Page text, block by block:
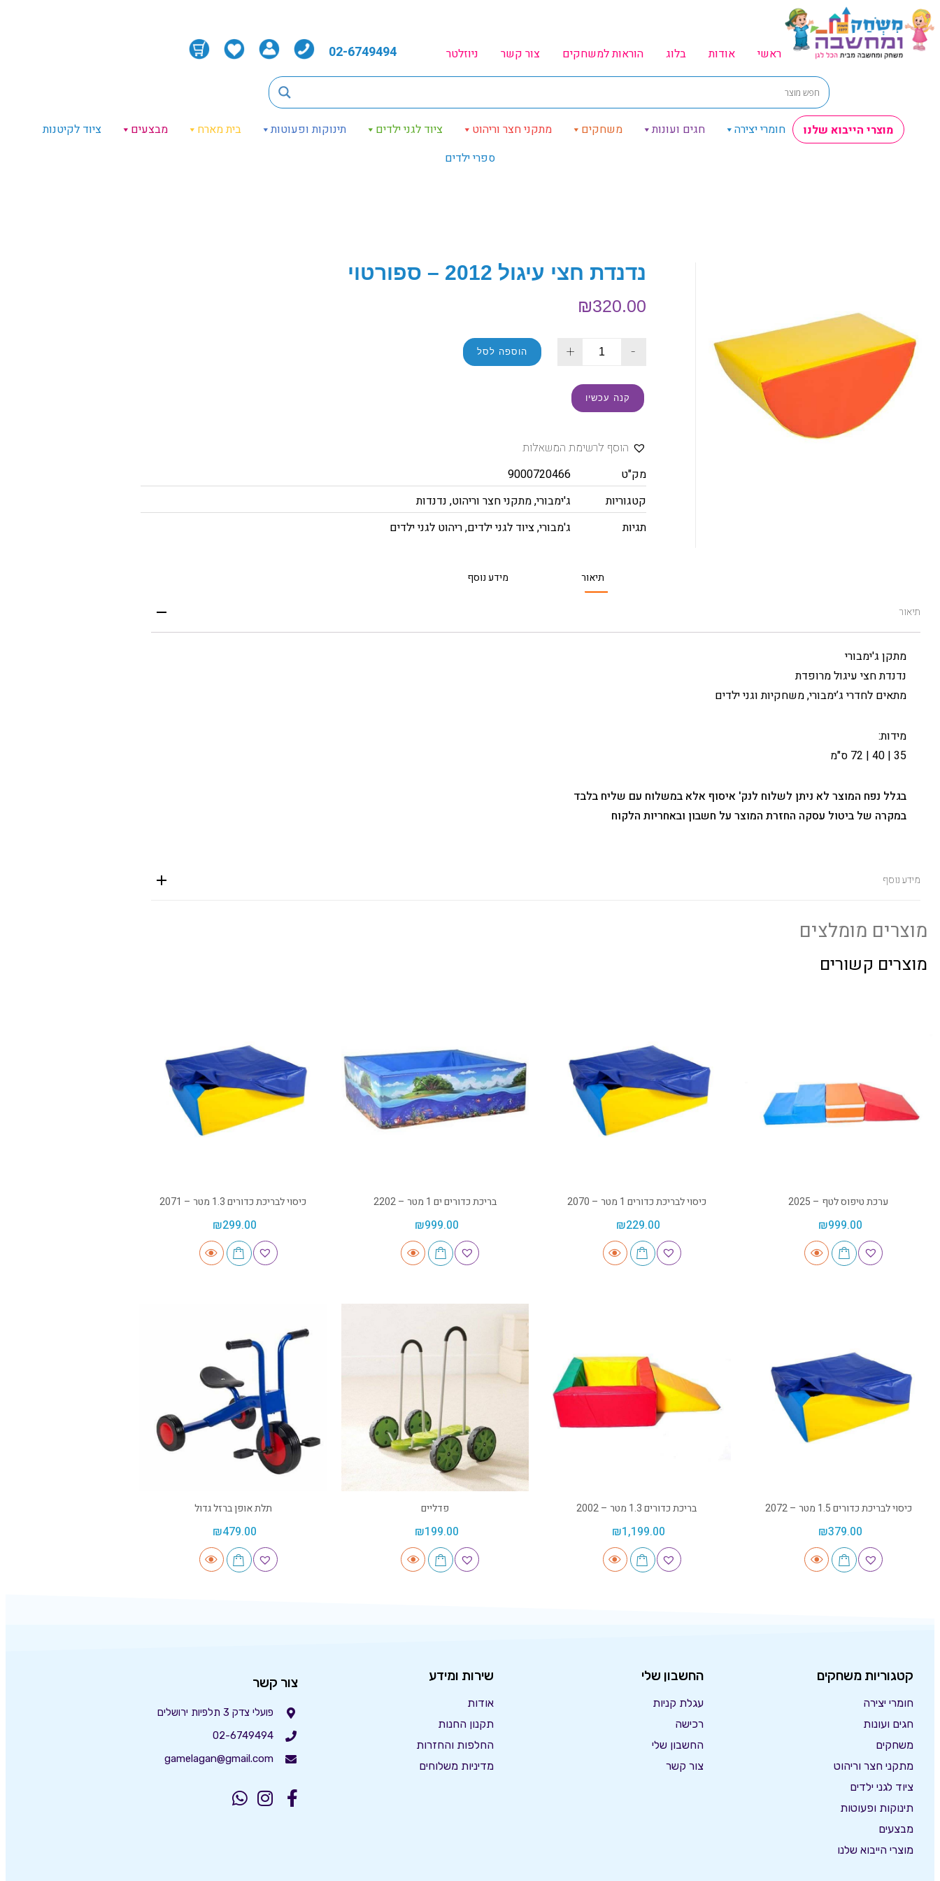
ראשי אודות בלוג הוראות למשחקים צור קשר ניוזלטר 02-6749494
מוצרי הייבוא שלנו חומרי יצירה חגים ועונות משחקים מתקני חצר וריהוט ציוד לגני ילדים תינוקות ופעוטות בית מארח מבצעים
ציוד לקיטנות
ספרי ילדים
נדנדת חצי עיגול 2012 – ספורטוי
₪320.00
-
+ הוספה לסל
קנה עכשיו
הוסף לרשימת המשאלות
מק"ט
9000720466
קטגוריות
ג'ימבורי,מתקני חצר וריהוט, נדנדות
תגיות
ג'מבורי,ציוד לגני ילדים,ריהוט לגני ילדים
תיאור מידע נוסף
תיאור
מתקן ג'ימבורי
נדנדת חצי עיגול מרופדת
מתאים לחדרי ג’ימבורי, משחקיות וגני ילדים
מידות:
35 | 40 | 72 ס"מ
בגלל נפח המוצר לא ניתן לשלוח לנק' איסוף אלא במשלוח עם שליח בלבד
במקרה של ביטול עסקה החזרת המוצר על חשבון ובאחריות הלקוח
מידע נוסף
מוצרים מומלצים
מוצרים קשורים
ערכת טיפוס לטף – 2025
₪999.00
כיסוי לבריכת כדורים 1 מטר – 2070
₪229.00
בריכת כדורים ים 1 מטר – 2202
₪999.00
כיסוי לבריכת כדורים 1.3 מטר – 2071
₪299.00
כיסוי לבריכת כדורים 1.5 מטר – 2072
₪379.00
בריכת כדורים 1.3 מטר – 2002
₪1,199.00
פדליים
₪199.00
תלת אופן ברזל גדול
₪479.00
קטגוריות משחקים
חומרי יצירה
חגים ועונות
משחקים
מתקני חצר וריהוט
ציוד לגני ילדים
תינוקות ופעוטות
מבצעים
מוצרי הייבוא שלנו
החשבון שלי
עגלת קניות
רכישה
החשבון שלי
צור קשר
שירות ומידע
אודות
תקנון החנות
החלפות והחזרות
מדיניות משלוחים
צור קשר
פועלי צדק 3 תלפיות ירושלים
02-6749494
gamelagan@gmail.com